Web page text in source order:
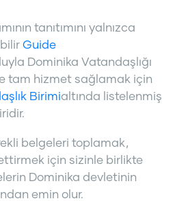
tanıtımını yalnızca
Guide
Dominika Vatandaşlığı
tam hizmet sağlamak için
Birimialtında listelenmiş
belgeleri toplamak,
için sizinle birlikte
Dominika devletinin
emin olur.